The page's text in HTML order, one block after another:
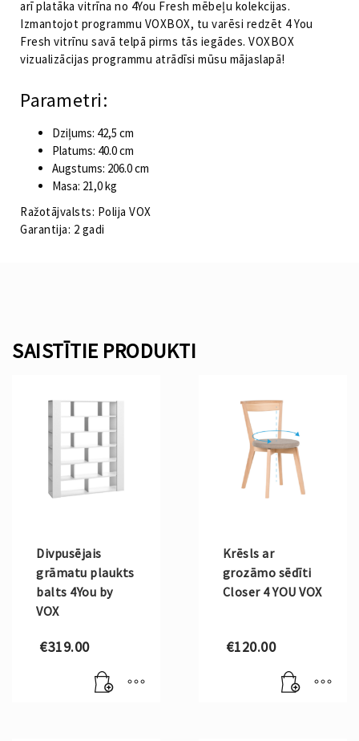
arī platāka vitrīna no 4You Fresh mēbeļu kolekcijas.
Izmantojot programmu VOXBOX, tu varēsi redzēt 4 You
Fresh vitrīnu savā telpā pirms tās iegādes. VOXBOX
vizualizācijas programmu atrādīsi mūsu mājaslapā!
Parametri:
Dziļums: 42,5 cm
Platums: 40.0 cm
Augstums: 206.0 cm
Masa: 21,0 kg
Ražotājvalsts: Polija VOX
Garantija: 2 gadi
SAISTĪTIE PRODUKTI
Divpusējais
grāmatu plaukts
balts 4You by
VOX
€319.00
Krēsls ar
grozāmo sēdīti
Closer 4 YOU VOX
€120.00